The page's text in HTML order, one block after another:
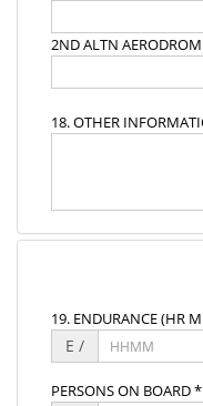
2ND ALTN
18. OTHER
19. ENDURANCE (HR
E /
PERSONS ON BOARD *